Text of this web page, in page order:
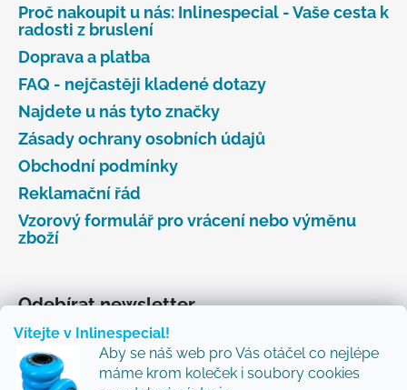
Vítejte v Inlinespecial!
Aby se náš web pro Vás otáčel co nejlépe
máme krom koleček i soubory cookies
Proč nakoupit u nás: Inlinespecial - Vaše cesta k
radosti z bruslení
Doprava a platba
FAQ - nejčastěji kladené dotazy
Najdete u nás tyto značky
Zásady ochrany osobních údajů
Obchodní podmínky
Reklamační řád
Vzorový formulář pro vrácení nebo výměnu
zboží
Odebírat newsletter
Vložte svůj e-mail a my vám budeme zasílat informace
o nových produktech na našem e-shopu.